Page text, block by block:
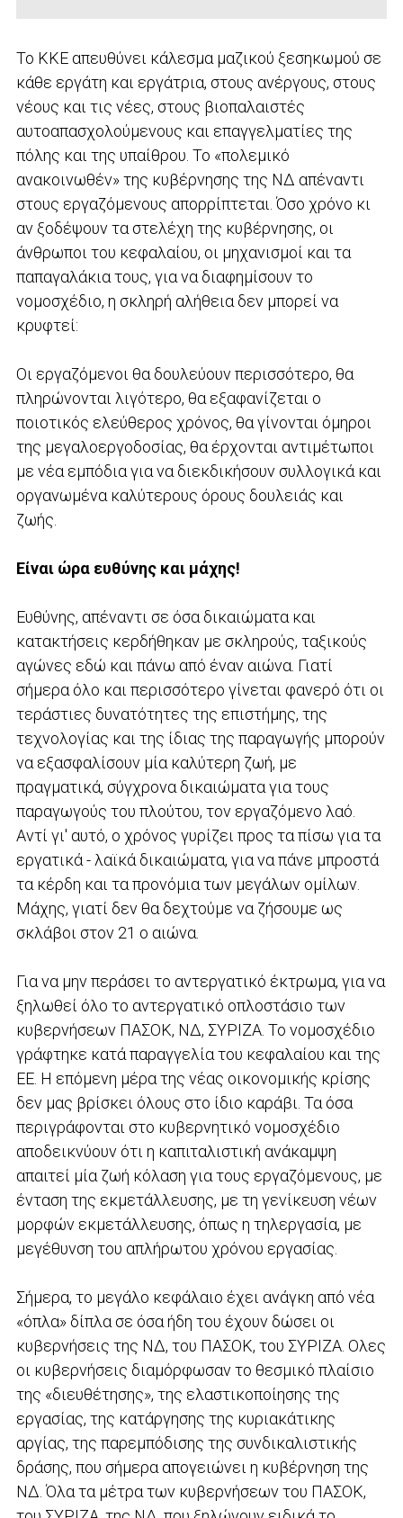
Το ΚΚΕ απευθύνει κάλεσμα μαζικού ξεσηκωμού σε
κάθε εργάτη και εργάτρια, στους ανέργους, στους
νέους και τις νέες, στους βιοπαλαιστές
αυτοαπασχολούμενους και επαγγελματίες της
πόλης και της υπαίθρου. Το «πολεμικό
ανακοινωθέν» της κυβέρνησης της ΝΔ απέναντι
στους εργαζόμενους απορρίπτεται. Όσο χρόνο κι
αν ξοδέψουν τα στελέχη της κυβέρνησης, οι
άνθρωποι του κεφαλαίου, οι μηχανισμοί και τα
παπαγαλάκια τους, για να διαφημίσουν το
νομοσχέδιο, η σκληρή αλήθεια δεν μπορεί να
κρυφτεί:
Οι εργαζόμενοι θα δουλεύουν περισσότερο, θα
πληρώνονται λιγότερο, θα εξαφανίζεται ο
ποιοτικός ελεύθερος χρόνος, θα γίνονται όμηροι
της μεγαλοεργοδοσίας, θα έρχονται αντιμέτωποι
με νέα εμπόδια για να διεκδικήσουν συλλογικά και
οργανωμένα καλύτερους όρους δουλειάς και
ζωής.
Είναι ώρα ευθύνης και μάχης!
Ευθύνης, απέναντι σε όσα δικαιώματα και
κατακτήσεις κερδήθηκαν με σκληρούς, ταξικούς
αγώνες εδώ και πάνω από έναν αιώνα. Γιατί
σήμερα όλο και περισσότερο γίνεται φανερό ότι οι
τεράστιες δυνατότητες της επιστήμης, της
τεχνολογίας και της ίδιας της παραγωγής μπορούν
να εξασφαλίσουν μία καλύτερη ζωή, με
πραγματικά, σύγχρονα δικαιώματα για τους
παραγωγούς του πλούτου, τον εργαζόμενο λαό.
Αντί γι' αυτό, ο χρόνος γυρίζει προς τα πίσω για τα
εργατικά - λαϊκά δικαιώματα, για να πάνε μπροστά
τα κέρδη και τα προνόμια των μεγάλων ομίλων.
Μάχης, γιατί δεν θα δεχτούμε να ζήσουμε ως
σκλάβοι στον 21 ο αιώνα.
Για να μην περάσει το αντεργατικό έκτρωμα, για να
ξηλωθεί όλο το αντεργατικό οπλοστάσιο των
κυβερνήσεων ΠΑΣΟΚ, ΝΔ, ΣΥΡΙΖΑ. Το νομοσχέδιο
γράφτηκε κατά παραγγελία του κεφαλαίου και της
ΕΕ. Η επόμενη μέρα της νέας οικονομικής κρίσης
δεν μας βρίσκει όλους στο ίδιο καράβι. Τα όσα
περιγράφονται στο κυβερνητικό νομοσχέδιο
αποδεικνύουν ότι η καπιταλιστική ανάκαμψη
απαιτεί μία ζωή κόλαση για τους εργαζόμενους, με
ένταση της εκμετάλλευσης, με τη γενίκευση νέων
μορφών εκμετάλλευσης, όπως η τηλεργασία, με
μεγέθυνση του απλήρωτου χρόνου εργασίας.
Σήμερα, το μεγάλο κεφάλαιο έχει ανάγκη από νέα
«όπλα» δίπλα σε όσα ήδη του έχουν δώσει οι
κυβερνήσεις της ΝΔ, του ΠΑΣΟΚ, του ΣΥΡΙΖΑ. Ολες
οι κυβερνήσεις διαμόρφωσαν το θεσμικό πλαίσιο
της «διευθέτησης», της ελαστικοποίησης της
εργασίας, της κατάργησης της κυριακάτικης
αργίας, της παρεμπόδισης της συνδικαλιστικής
δράσης, που σήμερα απογειώνει η κυβέρνηση της
ΝΔ. Όλα τα μέτρα των κυβερνήσεων του ΠΑΣΟΚ,